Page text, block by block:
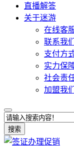
直播解答
关于迷游
在线客
联系我们
支付方
实力保
社会责
加盟我们
搜索